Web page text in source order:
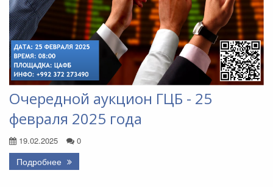
Очередной аукцион ГЦБ - 25
февраля 2025 года
19.02.2025 0
Подробнее